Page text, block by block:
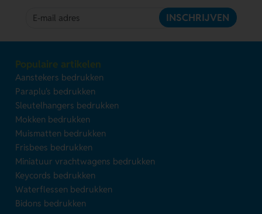
INSCHRIJVEN
Populaire artikelen
Aanstekers bedrukken
Paraplu's bedrukken
Sleutelhangers bedrukken
Mokken bedrukken
Muismatten bedrukken
Frisbees bedrukken
Miniatuur vrachtwagens bedrukken
Keycords bedrukken
Waterflessen bedrukken
Bidons bedrukken